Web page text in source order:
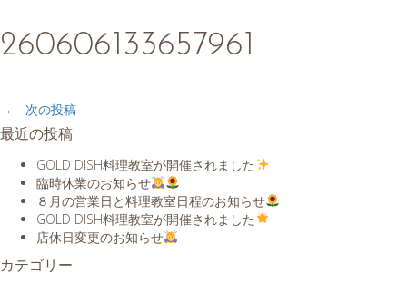
260606133657961
→ 次の投稿
最近の投稿
GOLD DISH料理教室が開催されました
臨時休業のお知らせ
８月の営業日と料理教室日程のお知らせ
GOLD DISH料理教室が開催されました
店休日変更のお知らせ
カテゴリー